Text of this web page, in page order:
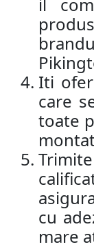
il
Iti
care
toate
cu
mare